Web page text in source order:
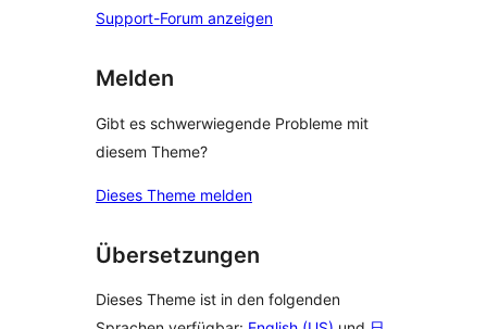
Support-Forum anzeigen
Melden
Gibt es schwerwiegende Probleme mit
diesem Theme?
Dieses Theme melden
Übersetzungen
Dieses Theme ist in den folgenden